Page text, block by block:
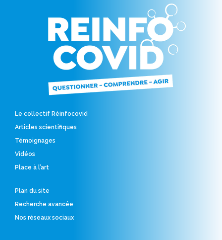
Le collectif Réinfocovid
Articles scientifiques
Témoignages
Vidéos
Place à l’art
Plan du site
Recherche avancée
Nos réseaux sociaux